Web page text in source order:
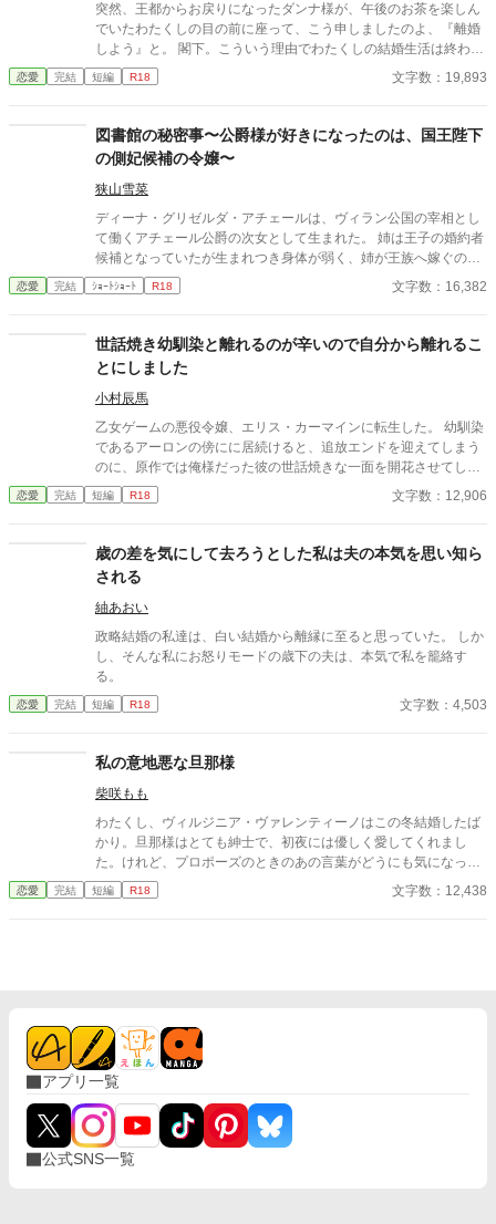
突然、王都からお戻りになったダンナ様が、午後のお茶を楽しん
でいたわたくしの目の前に座って、こう申しましたのよ、『離婚
しよう』と。 閣下。こういう理由でわたくしの結婚生活は終わり
ましたの。 そう、ぶちまけた。 もしかしたら別れた男のあれこれ
を話すなんて、サイテーな女の所業かもしれない。 でも、もう良
た。 そんなヤサぐれモードだったわたくしの話をじっと聞いて下
さった侯爵閣下。 わたくし、あなたの後添いになってもいいので
しょうか？ ※前・中・後編。番外編は緩やかなＲ１８(４話)。(本
編より長い番外編って……orz) ※なんちゃって異世界。 ※「恋
愛」と「ざまぁ」の相性が、実は悪いという話をきいて挑戦して
みた。ざまぁは後編に。 ※この話は小説家になろうにも掲載して
おります。
恋愛 完結 短編 R18 文字数：19,893
図書館の秘密事〜公爵様が好きになったのは、国王陛下
の側妃候補の令嬢〜
狭山雪菜
ディーナ・グリゼルダ・アチェールは、ヴィラン公国の宰相とし
て働くアチェール公爵の次女として生まれた。 姉は王子の婚約者
候補となっていたが生まれつき身体が弱く、姉が王族へ嫁ぐのに
不安となっていた公爵家は、次女であるディーナが姉の代わりが
務まるように、王子の第二婚約者候補として成人を迎えた。 いつ
妃になるんじゃないかと噂が立った。 王妃教育の他にも家庭教師
をつけられ、勉強が好きになったディーナは、毎日のように図書
館へと運んでいた。その時に出会ったトロッツィ公爵当主のルキ
アーノと出会って、いつからか彼の事を好きとなっていた… こち
らの作品は「小説家になろう」にも、掲載されています。
恋愛 完結 ｼｮｰﾄｼｮｰﾄ R18 文字数：16,382
世話焼き幼馴染と離れるのが辛いので自分から離れるこ
とにしました
小村辰馬
乙女ゲームの悪役令嬢、エリス・カーマインに転生した。 幼馴染
であるアーロンの傍にに居続けると、追放エンドを迎えてしまう
のに、原作では俺様だった彼の世話焼きな一面を開花させてしま
い、居心地の良い彼のそばを離れるのが辛くなってしまう。 なら
ば彼の代わりに男友達を作ろうと画策するがーー
恋愛 完結 短編 R18 文字数：12,906
歳の差を気にして去ろうとした私は夫の本気を思い知ら
される
紬あおい
政略結婚の私達は、白い結婚から離縁に至ると思っていた。 しか
し、そんな私にお怒りモードの歳下の夫は、本気で私を籠絡す
る。
恋愛 完結 短編 R18 文字数：4,503
私の意地悪な旦那様
柴咲もも
わたくし、ヴィルジニア・ヴァレンティーノはこの冬結婚したば
かり。旦那様はとても紳士で、初夜には優しく愛してくれまし
た。けれど、プロポーズのときのあの言葉がどうにも気になって
仕方がないのです。 ――《嗜虐趣味》って、なんですの？ ※お嬢
様な新妻が性的嗜好に問題ありのイケメン夫に新年早々色々され
恋愛 完結 短編 R18 文字数：12,438
アプリ一覧
公式SNS一覧